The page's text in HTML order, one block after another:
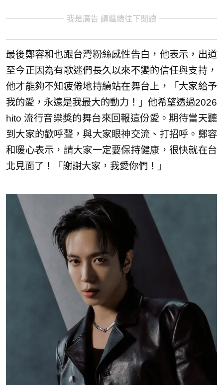
我是廣告 請繼續往下閱讀
最後鄭容和也跟台灣粉絲感性告白，他表示，出道
至今正因為有歌迷們長久以來不變的信任與支持，
他才能夠不知疲倦地持續站在舞台上，「大家給予
我的愛，永遠是我最大的動力！」他希望透過2026
hito 流行音樂獎的舞台來回報這份愛。期待當天聽
到大家的歡呼聲，與大家眼神交流、打招呼。鄭容
和暖心表示，請大家一定要保持健康，很快就在台
北見面了！「謝謝大家，我愛你們！」